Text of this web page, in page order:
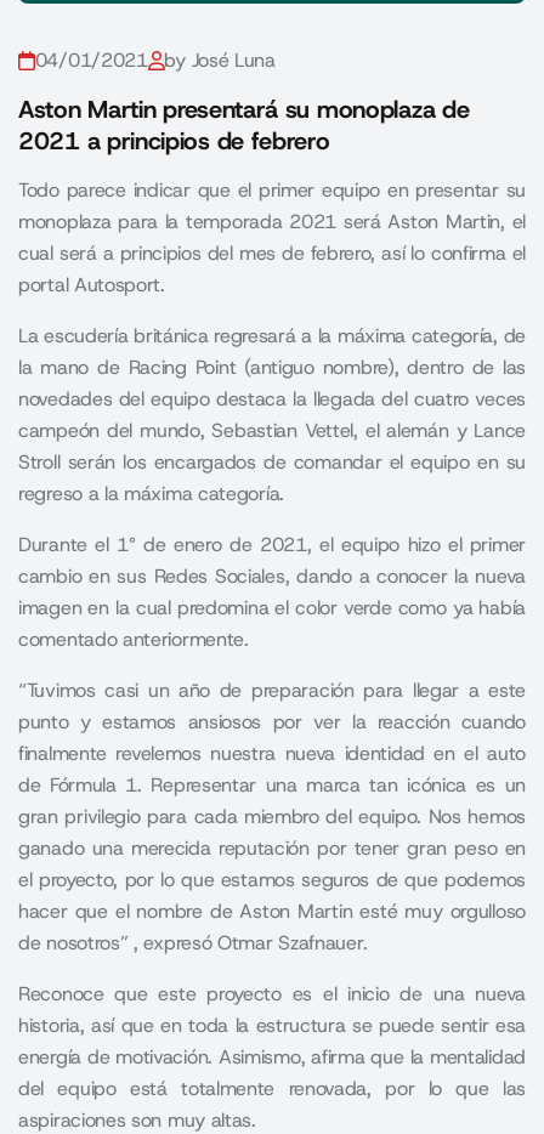
04/01/2021 by José Luna
Aston Martin presentará su monoplaza de
2021 a principios de febrero
Todo parece indicar que el primer equipo en presentar su
monoplaza para la temporada 2021 será Aston Martin, el
cual será a principios del mes de febrero, así lo confirma el
portal Autosport.
La escudería británica regresará a la máxima categoría, de
la mano de Racing Point(antiguo nombre), dentro de las
novedades del equipo destaca la llegada del cuatro veces
campeón del mundo, Sebastian Vettel, el alemán y Lance
Stroll serán los encargados de comandar el equipo en su
regreso a la máxima categoría.
Durante el 1° de enero de 2021, el equipo hizo el primer
cambio en sus Redes Sociales, dando a conocer la nueva
imagen en la cual predomina el color verde como ya había
comentado anteriormente.
“Tuvimos casi un año de preparación para llegar a este
punto y estamos ansiosos por ver la reacción cuando
finalmente revelemos nuestra nueva identidad en el auto
de Fórmula 1. Representar una marca tan icónica es un
gran privilegio para cada miembro del equipo. Nos hemos
ganado una merecida reputación por tener gran peso en
el proyecto, por lo que estamos seguros de que podemos
hacer que el nombre de Aston Martin esté muy orgulloso
de nosotros” , expresó Otmar Szafnauer.
Reconoce que este proyecto es el inicio de una nueva
historia, así que en toda la estructura se puede sentir esa
energía de motivación. Asimismo, afirma que la mentalidad
del equipo está totalmente renovada, por lo que las
aspiraciones son muy altas.